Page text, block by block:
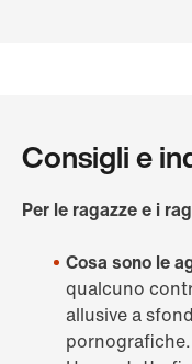
Consigli e
Per le ragazze e i
Cosa sono le
qualcuno
allusive a